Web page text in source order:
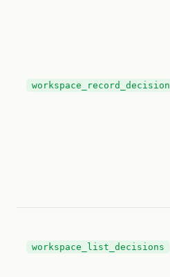
workspace_record_decision
workspace_list_decisions